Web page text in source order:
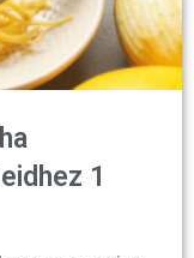
1